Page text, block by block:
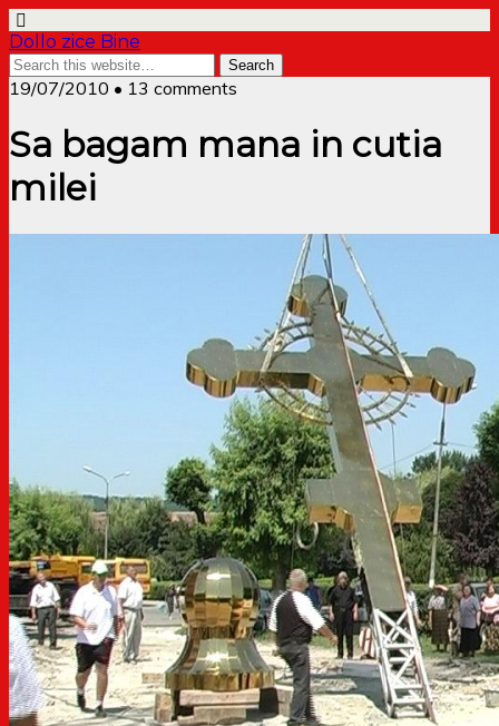
Dollo zice Bine
19/07/2010 • 13 comments
Sa bagam mana in cutia
milei